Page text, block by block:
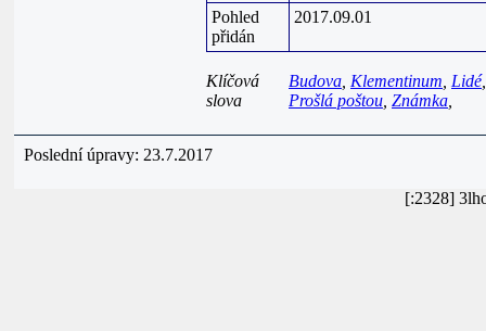
Pohled
přidán
2017.09.01
Klíčová
slova
Budova Klementinum Lidé
Prošlá poštou Známka
Poslední úpravy: 23.7.2017
[:2328]